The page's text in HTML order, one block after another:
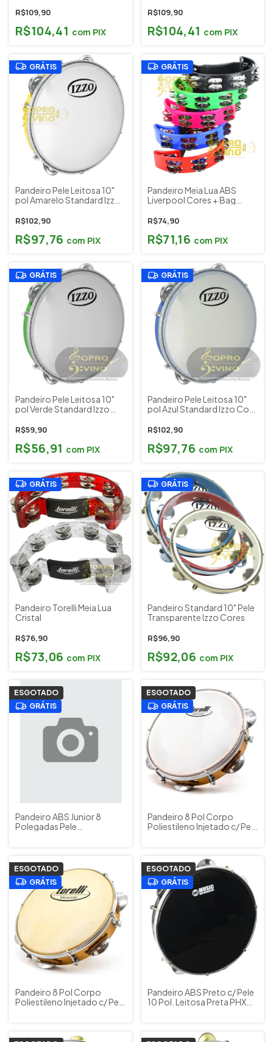
R$109,90
R$104,41 com PIX
R$109,90
R$104,41 com PIX
GRÁTIS
Pandeiro Pele Leitosa 10"
pol Amarelo Standard Izzo
R$102,90
R$97,76 com PIX
GRÁTIS
Pandeiro Meia Lua ABS
Liverpool Cores + Bag
R$74,90
R$71,16 com PIX
GRÁTIS
Pandeiro Pele Leitosa 10"
pol Verde Standard Izzo
R$59,90
R$56,91 com PIX
GRÁTIS
Pandeiro Pele Leitosa 10"
pol Azul Standard Izzo Cod.
R$102,90
R$97,76 com PIX
GRÁTIS
Pandeiro Torelli Meia Lua
Cristal
R$76,90
R$73,06 com PIX
GRÁTIS
Pandeiro Standard 10" Pele
Transparente Izzo Cores
R$96,90
R$92,06 com PIX
ESGOTADO
GRÁTIS
Pandeiro ABS Junior 8
Polegadas Pele
ESGOTADO
GRÁTIS
Pandeiro 8 Pol Corpo
Poliestileno Injetado c/ Pele
ESGOTADO
GRÁTIS
Pandeiro 8 Pol Corpo
Poliestileno Injetado c/ Pele
ESGOTADO
GRÁTIS
Pandeiro ABS Preto c/ Pele
10 Pol. Leitosa Preta PHX